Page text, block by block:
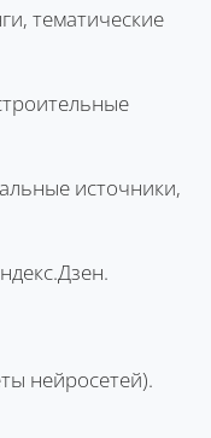
тематические
источники,
нейросетей).